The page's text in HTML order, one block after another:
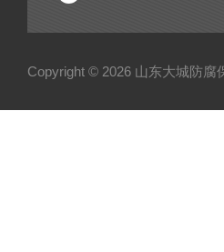
Copyright © 2026 山东大城防